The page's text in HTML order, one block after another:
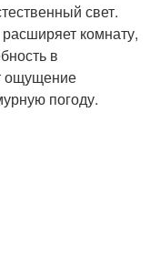
свет.
комнату,
в
ощущение
погоду.